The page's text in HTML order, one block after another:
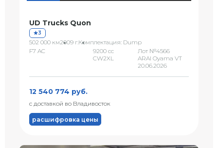
UD Trucks Quon
3
502 000 км2009 г.Комплектация: Dump
F7 AC
9200 сс
CW2XL
Лот №4566
ARAI Oyama VT
20.06.2026
12 540 774 руб.
с доставкой во Владивосток
расшифровка цены